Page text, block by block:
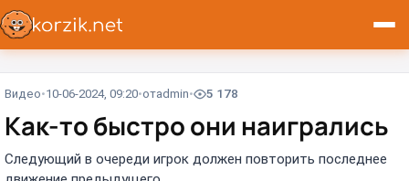
Видео 10-06-2024, 09:20 отadmin 5 178
Как-то быстро они наигрались
Следующий в очереди игрок должен повторить последнее